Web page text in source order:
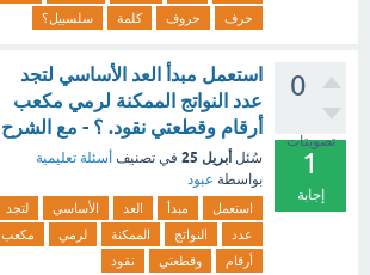
حرف
حروف كلمة سلسبيل؟
0
تصويتات
1
إجابة
استعمل مبدأ العد الأساسي لتجد
عدد النواتج الممكنة لرمي مكعب
أرقام وقطعتي نقود. ؟ - مع الشرح
سُئل أبريل 25 في تصنيف أسئلة تعليمية
بواسطة عبود
استعمل مبدأ العد الأساسي
لتجد
عدد
النواتج الممكنة لرمي
مكعب
أرقام
وقطعتي نقود